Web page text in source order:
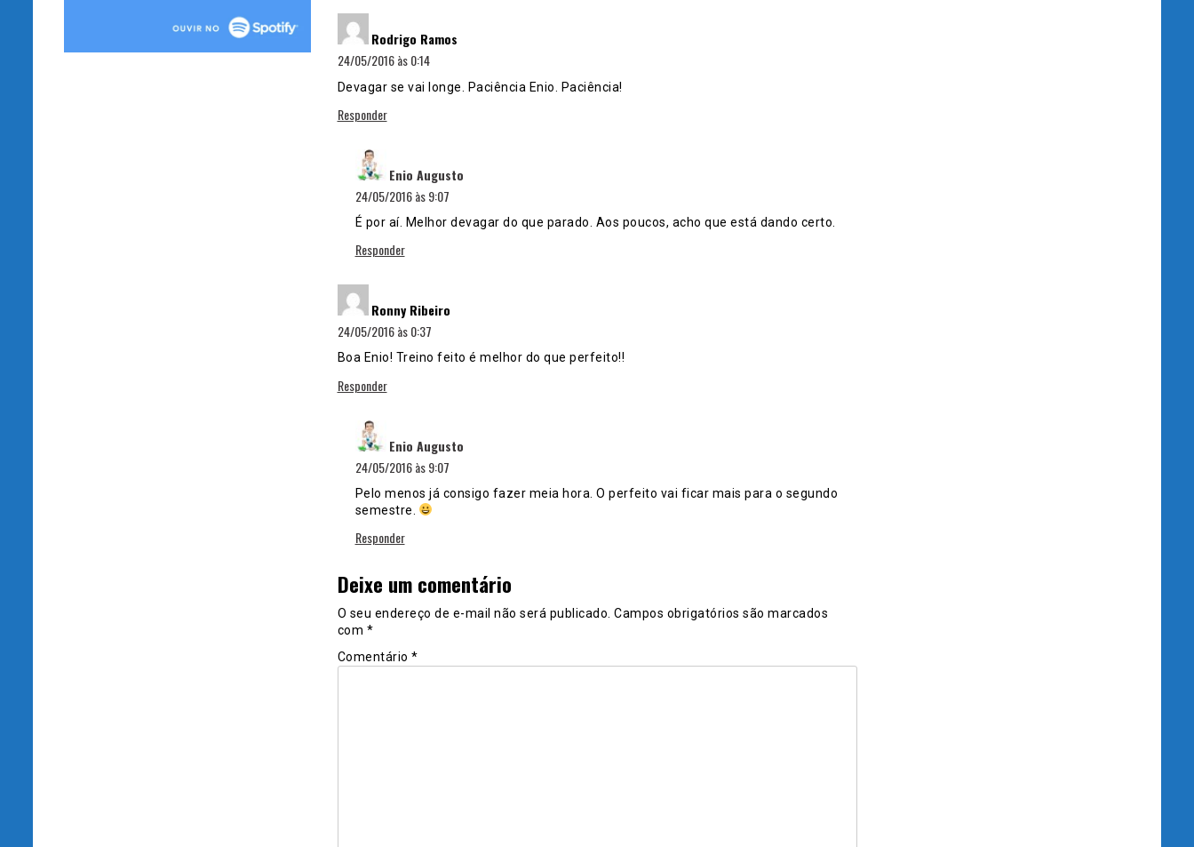
Rodrigo Ramos
24/05/2016 às 0:14
Devagar se vai longe. Paciência Enio. Paciência!
Responder
Enio Augusto
24/05/2016 às 9:07
É por aí. Melhor devagar do que parado. Aos poucos, acho que está dando certo.
Responder
Ronny Ribeiro
24/05/2016 às 0:37
Boa Enio! Treino feito é melhor do que perfeito!!
Responder
Enio Augusto
24/05/2016 às 9:07
Pelo menos já consigo fazer meia hora. O perfeito vai ficar mais para o segundo
semestre.
Responder
Deixe um comentário
O seu endereço de e-mail não será publicado. Campos obrigatórios são marcados
com *
Comentário *